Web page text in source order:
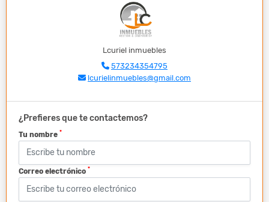
Lcuriel inmuebles
573234354795
lcurielinmuebles@gmail.com
¿Prefieres que te contactemos?
Tu nombre *
Correo electrónico *